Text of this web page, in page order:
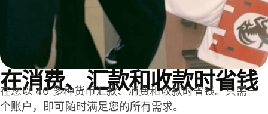
在消费、汇款和收款时省钱
在您以 40 多种货币汇款、消费和收款时省钱。只需一
个账户，即可随时满足您的所有需求。